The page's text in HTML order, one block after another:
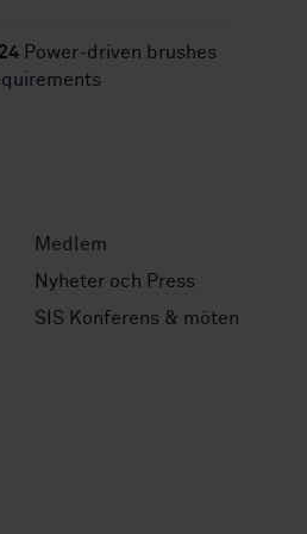
Power-driven brushes
Medlem
Nyheter och Press
SIS Konferens & möten